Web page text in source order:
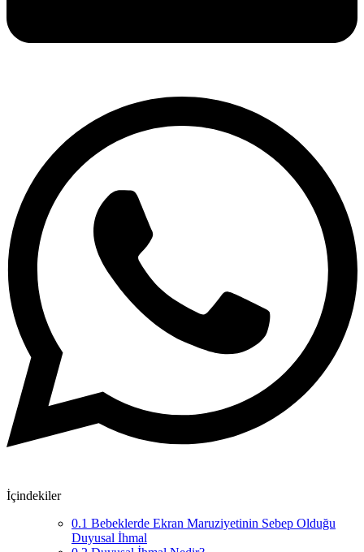
İçindekiler
0.1 Bebeklerde Ekran Maruziyetinin Sebep Olduğu
Duyusal İhmal